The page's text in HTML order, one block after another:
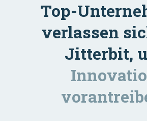
Top-
verlassen
Jitterbit,